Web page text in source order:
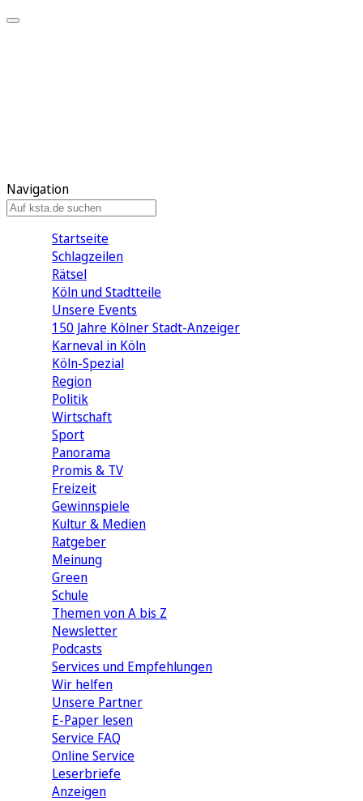
Navigation
Startseite
Schlagzeilen
Rätsel
Köln und Stadtteile
Unsere Events
150 Jahre Kölner Stadt-Anzeiger
Karneval in Köln
Köln-Spezial
Region
Politik
Wirtschaft
Sport
Panorama
Promis & TV
Freizeit
Gewinnspiele
Kultur & Medien
Ratgeber
Meinung
Green
Schule
Themen von A bis Z
Newsletter
Podcasts
Services und Empfehlungen
Wir helfen
Unsere Partner
E-Paper lesen
Service FAQ
Online Service
Leserbriefe
Anzeigen